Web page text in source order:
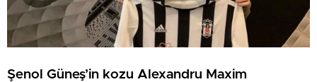
Şenol Güneş’in kozu Alexandru Maxim